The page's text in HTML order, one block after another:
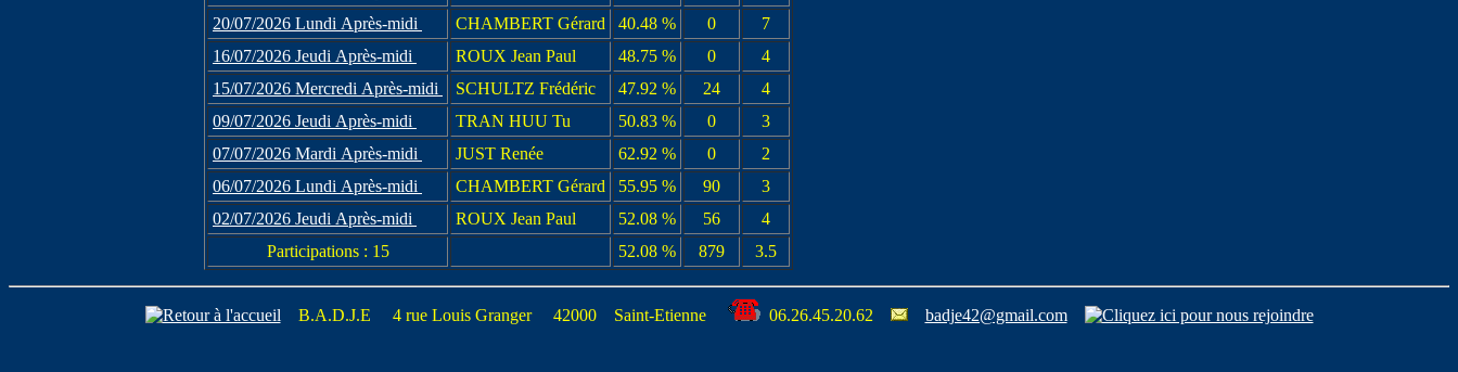
20/07/2026 Lundi Après-midi
CHAMBERT Gérard 40.48 % 0
7
16/07/2026 Jeudi Après-midi
ROUX Jean Paul 48.75 % 0
4
15/07/2026 Mercredi Après-midi
SCHULTZ Frédéric 47.92 % 24
4
09/07/2026 Jeudi Après-midi
TRAN HUU Tu 50.83 % 0
3
07/07/2026 Mardi Après-midi
JUST Renée 62.92 % 0
2
06/07/2026 Lundi Après-midi
CHAMBERT Gérard 55.95 % 90
3
02/07/2026 Jeudi Après-midi
ROUX Jean Paul 52.08 % 56
4
Participations : 15
52.08 % 879 3.5
B.A.D.J.E 4 rue Louis Granger 42000 Saint-Etienne 06.26.45.20.62 badje42@gmail.com